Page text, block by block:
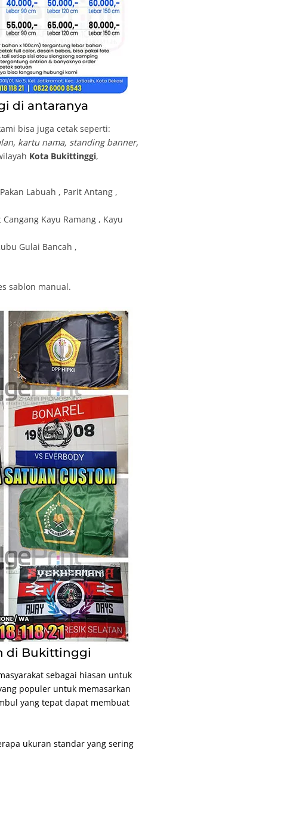
di antaranya
bisa juga cetak seperti:
kartu nama, standing banner,
Kota Bukittinggi,
Labuah , Parit Antang ,
Kayu Ramang , Kayu
Gulai Bancah ,
sablon manual.
di Bukittinggi
sebagai hiasan untuk
populer untuk memasarkan
yang tepat dapat membuat
ukuran standar yang sering